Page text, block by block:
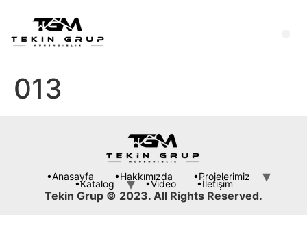
013
•Anasayfa •Hakkımızda •Projelerimiz
•Katalog •Video •İletişim
Tekin Grup © 2023. All Rights Reserved.